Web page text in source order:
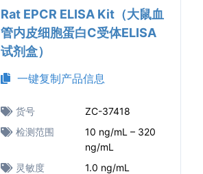
Rat EPCR ELISA Kit（大鼠血
管内皮细胞蛋白C受体ELISA
试剂盒）
一键复制产品信息
货号
ZC-37418
检测范围
10 ng/mL – 320
ng/mL
灵敏度
1.0 ng/mL